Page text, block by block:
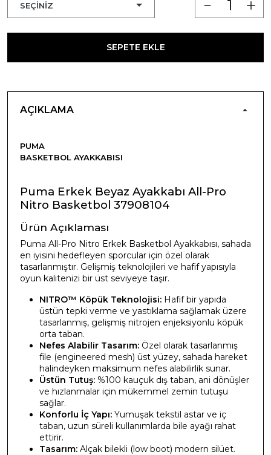
SEPETE EKLE
AÇIKLAMA
PUMA
BASKETBOL AYAKKABISI
Puma Erkek Beyaz Ayakkabı All-Pro
Nitro Basketbol 37908104
Ürün Açıklaması
Puma All-Pro Nitro Erkek Basketbol Ayakkabısı, sahada
en iyisini hedefleyen sporcular için özel olarak
tasarlanmıştır. Gelişmiş teknolojileri ve hafif yapısıyla
oyun kalitenizi bir üst seviyeye taşır.
NITRO™ Köpük Teknolojisi: Hafif bir yapıda
üstün tepki verme ve yastıklama sağlamak üzere
tasarlanmış, gelişmiş nitrojen enjeksiyonlu köpük
orta taban.
Nefes Alabilir Tasarım: Özel olarak tasarlanmış
file (engineered mesh) üst yüzey, sahada hareket
halindeyken maksimum nefes alabilirlik sunar.
Üstün Tutuş: %100 kauçuk dış taban, ani dönüşler
ve hızlanmalar için mükemmel zemin tutuşu
sağlar.
Konforlu İç Yapı: Yumuşak tekstil astar ve iç
taban, uzun süreli kullanımlarda bile ayağı rahat
ettirir.
Tasarım: Alçak bilekli (low boot) modern silüet.